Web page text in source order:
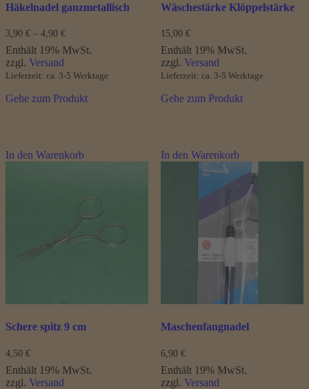
Häkelnadel ganzmetallisch
3,90 € – 4,90 €Preisspanne:
3,90 €
bis
Enthält 19% MwSt.
zzgl. Versand
Lieferzeit: ca. 3-5 Werktage
Gehe zum Produkt
Wäschestärke Klöppelstärke
15,00 €
Enthält 19% MwSt.
zzgl. Versand
Lieferzeit: ca. 3-5 Werktage
Gehe zum Produkt
In den Warenkorb
Schere spitz 9 cm
4,50 €
Enthält 19% MwSt.
zzgl. Versand
In den Warenkorb
Maschenfangnadel
6,90 €
Enthält 19% MwSt.
zzgl. Versand